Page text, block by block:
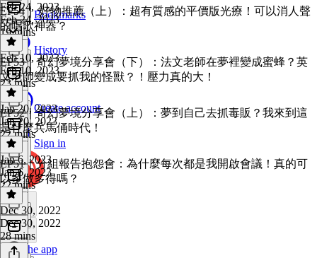
Bookmarks
History
Create account
Sign in
Get the app
Feb 24, 2023
Feb 24, 2023
19 mins
EP54｜ 好物推薦（上）：超有質感的平價版光療！可以消人聲
的唱歌神器？
Feb 10, 2023
Feb 10, 2023
23 mins
EP53｜奇幻夢境分享會（下）：法文老師在夢裡變成蜜蜂？英
文老師變成要抓我的怪獸？！壓力真的大！
Jan 20, 2023
Jan 20, 2023
22 mins
EP52｜奇幻夢境分享會（上）：夢到自己去抓毒販？我來到這
是什麼兵馬俑時代！
Jan 6, 2023
Jan 6, 2023
22 mins
EP51｜分組報告抱怨會：為什麼每次都是我開啟會議！真的可
以多做多得嗎？
Dec 30, 2022
Dec 30, 2022
28 mins